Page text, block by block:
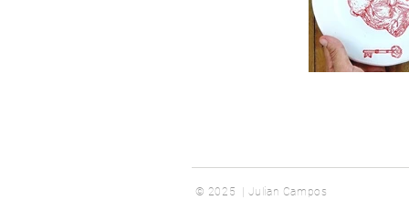
© 2025 | Julian Campos